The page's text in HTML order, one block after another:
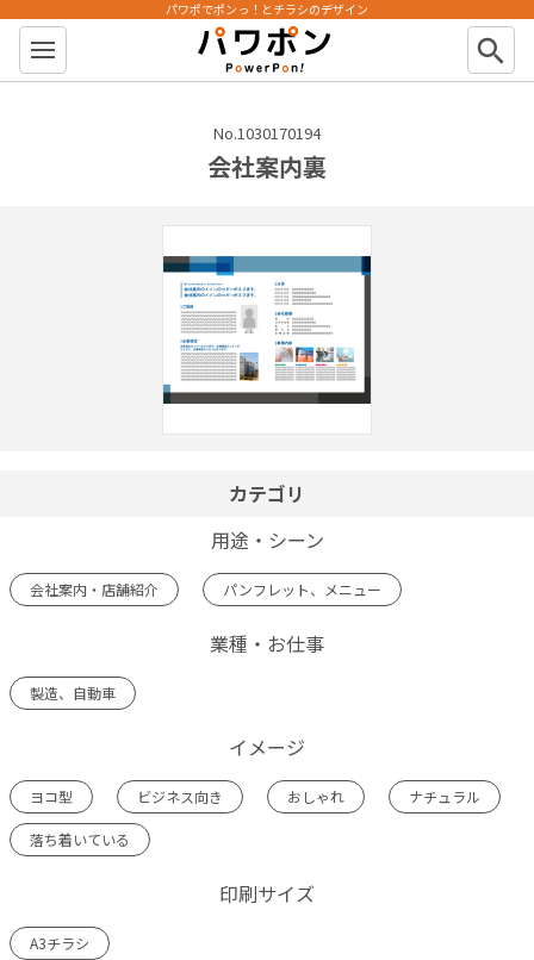
パワポン
パワポでポンっ！とチラシのデザイン
search
No.1030170194
会社案内裏
カテゴリ
用途・シーン
会社案内・店舗紹介 パンフレット、メニュー
業種・お仕事
製造、自動車
イメージ
ヨコ型 ビジネス向き おしゃれ ナチュラル
落ち着いている
印刷サイズ
A3チラシ